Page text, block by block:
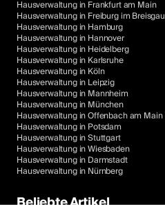
Hausverwaltung in Frankfurt am Main
Hausverwaltung in Freiburg im Breisgau
Hausverwaltung in Hamburg
Hausverwaltung in Hannover
Hausverwaltung in Heidelberg
Hausverwaltung in Karlsruhe
Hausverwaltung in Köln
Hausverwaltung in Leipzig
Hausverwaltung in Mannheim
Hausverwaltung in München
Hausverwaltung in Offenbach am Main
Hausverwaltung in Potsdam
Hausverwaltung in Stuttgart
Hausverwaltung in Wiesbaden
Hausverwaltung in Darmstadt
Hausverwaltung in Nürnberg